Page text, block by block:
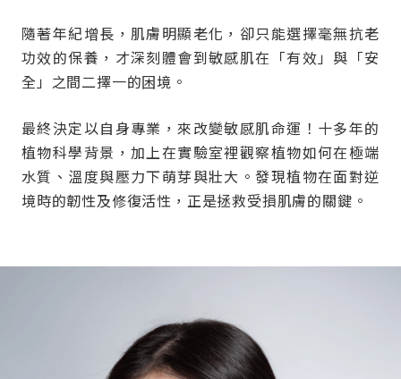
隨著年紀增長，肌膚明顯老化，卻只能選擇毫無抗老
功效的保養，才深刻體會到敏感肌在「有效」與「安
全」之間二擇一的困境。
最終決定以自身專業，來改變敏感肌命運！十多年的
植物科學背景，加上在實驗室裡觀察植物如何在極端
水質、溫度與壓力下萌芽與壯大。發現植物在面對逆
境時的韌性及修復活性，正是拯救受損肌膚的關鍵。